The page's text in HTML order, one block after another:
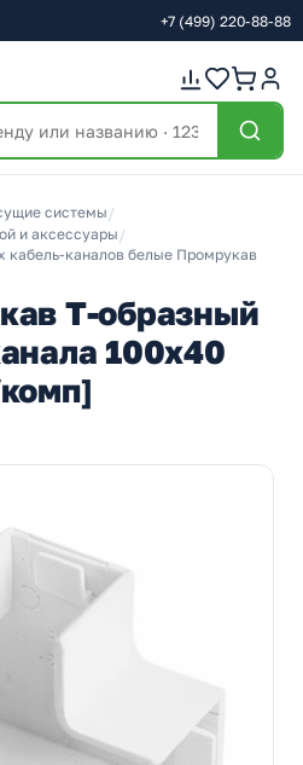
+7 (499) 220-88-88
системы /
и аксессуары /
кабель-каналов белые Промрукав
Т-образный
100х40